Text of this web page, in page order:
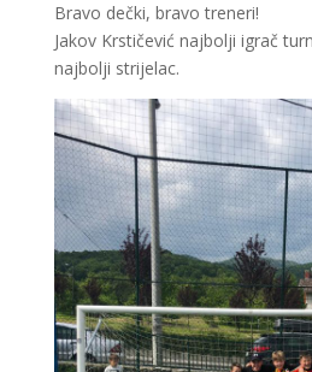
Bravo dečki, bravo treneri!
Jakov Krstičević najbolji igrač
najbolji strijelac.